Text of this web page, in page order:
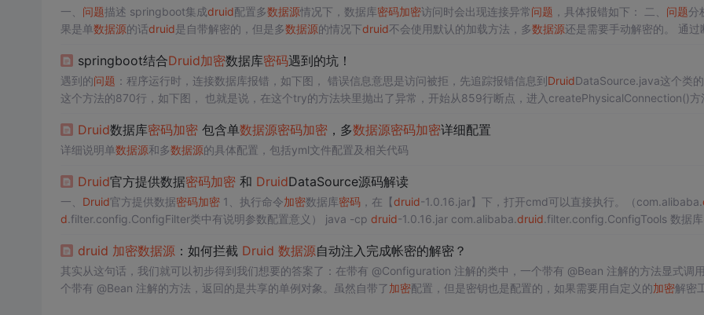
一、 问题 描述 springboot集成druid配置多数据源情况下，数据库密码加密访问时会出现连接异常问题 ，具体报错如下： 二、 问题分
果是单数据源的话druid是自带解密的，但是多数据源的情况下druid不会使用默认的加载方法，多数据源还是需要手动解密的。 通过断点
springboot结合Druid加密数据库密码遇到的坑！
遇到的问题 ：程序运行时，连接数据库报错，如下图， 错误信息意思是访问被拒，先追踪报错信息到DruidDataSource.java这个类
这个方法的870行，如下图， 也就是说，在这个try的方法块里抛出了异常，开始从859行断点，进入createPhysicalConnection()方法，
Druid数据库密码加密包含单数据源密码加密，多数据源密码加密详细配置
详细说明单数据源和多数据源的具体配置，包括yml文件配置及相关代码
Druid官方提供数据密码加密和 DruidDataSource源码解读
一、 Druid官方提供数据密码加密1、执行命令加密数据库密码，在【druid-1.0.16.jar】下，打开cmd可以直接执行。（com.alibaba.
d .filter.config.ConfigFilter类中有说明参数配置意义） java -cp druid-1.0.16.jar com.alibaba. druid .filter.config.ConfigTools 数据库
druid 加密数据源 ：如何拦截 Druid 数据源自动注入完成帐密的解密？
其实从这句话，我们就可以初步得到我们想要的答案了：在带有 @Configuration 注解的类中，一个带有 @Bean 注解的方法显式调
个带有 @Bean 注解的方法，返回的是共享的单例对象。虽然自带了加密配置，但是密钥也是配置的，如果需要用自定义的加密解密